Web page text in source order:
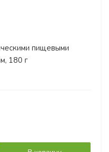
пищевыми
180 г